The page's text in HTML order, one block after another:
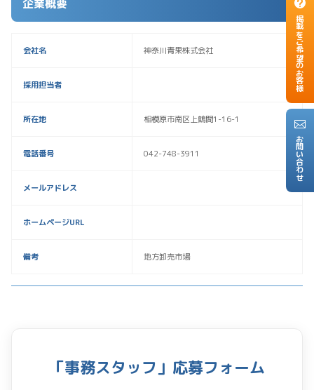
掲載をご希望のお客様
お問い合わせ
企業概要
会社名 神奈川青果株式会社
採用担当者
所在地 相模原市南区上鶴間1-16-1
電話番号 042-748-3911
メールアドレス
ホームページURL
備考 地方卸売市場
「事務スタッフ」応募フォーム